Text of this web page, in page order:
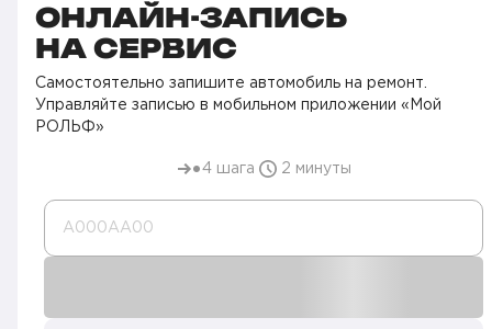
ОНЛАЙН-ЗАПИСЬ
НА СЕРВИС
Самостоятельно запишите автомобиль на ремонт.
Управляйте записью в мобильном приложении «Мой
РОЛЬФ»
4 шага 2 минуты
А000AA00